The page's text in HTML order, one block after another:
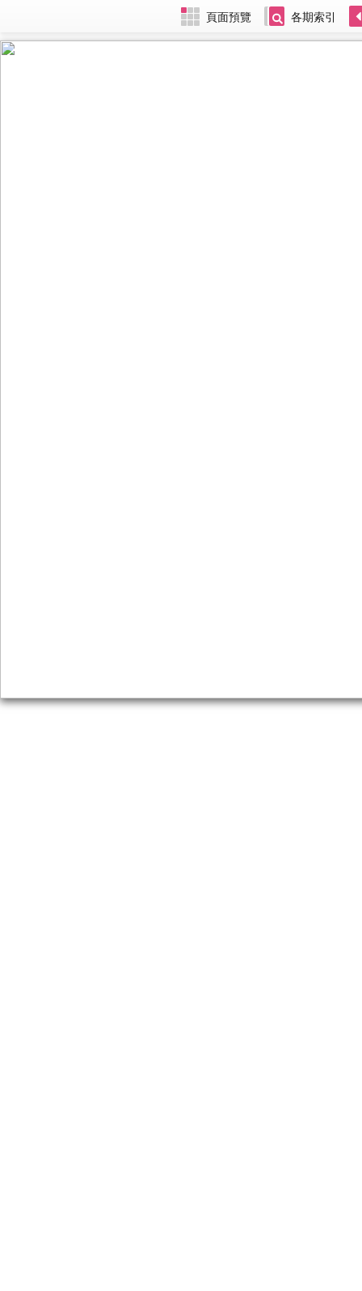
頁面預覽 各期索引